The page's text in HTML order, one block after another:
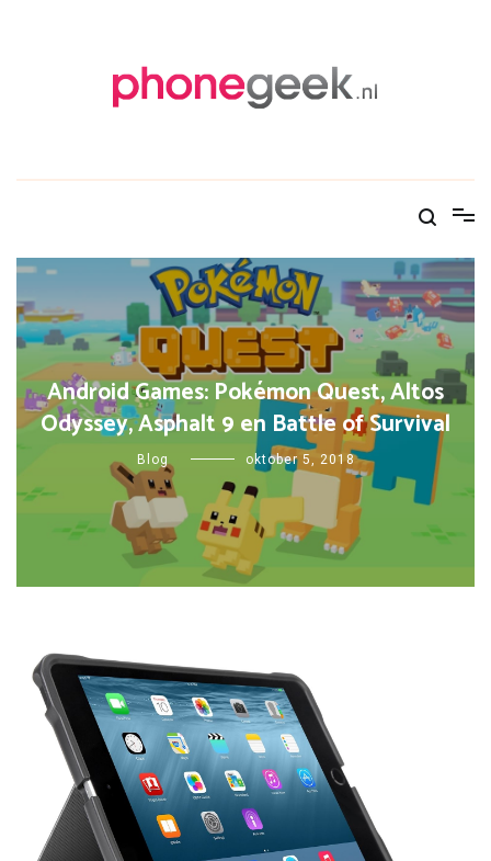
Android Games: Pokémon Quest, Altos
Odyssey, Asphalt 9 en Battle of Survival
Blog oktober 5, 2018